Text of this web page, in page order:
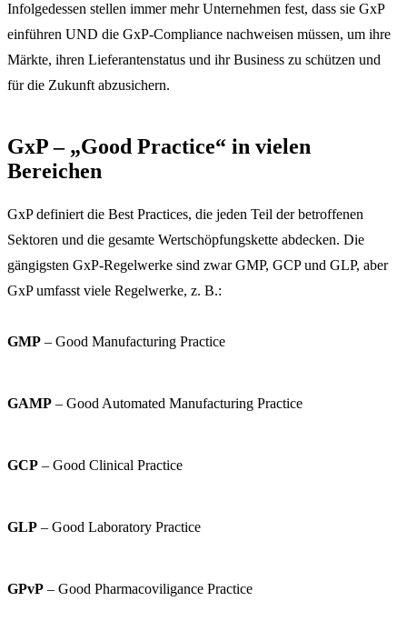
Infolgedessen stellen immer mehr Unternehmen fest, dass sie GxP
einführen UND die GxP-Compliance nachweisen müssen, um ihre
Märkte, ihren Lieferantenstatus und ihr Business zu schützen und
für die Zukunft abzusichern.
GxP – „Good Practice“ in vielen
Bereichen
GxP definiert die Best Practices, die jeden Teil der betroffenen
Sektoren und die gesamte Wertschöpfungskette abdecken. Die
gängigsten GxP-Regelwerke sind zwar GMP, GCP und GLP, aber
GxP umfasst viele Regelwerke, z. B.:
GMP – Good Manufacturing Practice
GAMP – Good Automated Manufacturing Practice
GCP – Good Clinical Practice
GLP – Good Laboratory Practice
GPvP – Good Pharmacoviligance Practice